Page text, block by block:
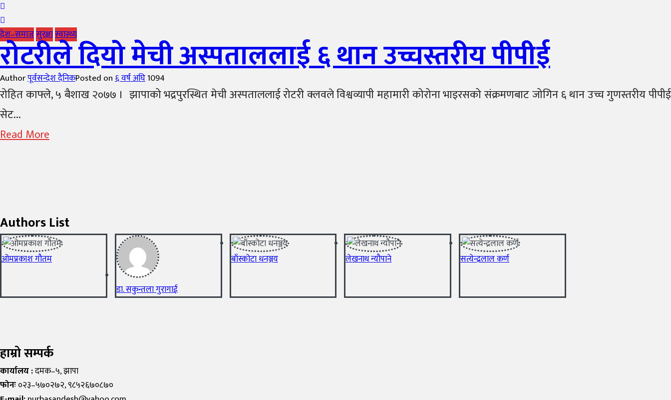
देश–समाजसुरक्षास्वास्थ्य
रोटरीले दियो मेची अस्पताललाई ६ थान उच्चस्तरीय पीपीई
Authorपूर्वसन्देश दैनिकPosted on६ वर्ष अघि1094
रोहित काफ्ले, ५ बैशाख २०७७ । झापाको भद्रपुरस्थित मेची अस्पताललाई रोटरी क्लवले विश्वव्यापी महामारी कोरोना भाइरसको संक्रमणबाट जोगिन ६ थान उच्च गुणस्तरीय पीपीई
सेट...
Read More
Authors List
ओमप्रकाश गौतम
डा. सकुन्तला गुरागाई
बाँस्कोटा धनञ्जय लेखनाथ न्यौपाने सत्येन्द्रलाल कर्ण
हाम्रो सम्पर्क
कार्यालय :दमक–५, झापा
फोनः०२३–५७०२७२, ९८५२६७०८७०